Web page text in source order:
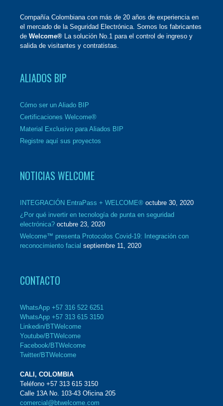
Compañía Colombiana con más de 20 años de experiencia en
el mercado de la Seguridad Electrónica. Somos los fabricantes
de Welcome® La solución No.1 para el control de ingreso y
salida de visitantes y contratistas.
ALIADOS BIP
Cómo ser un Aliado BIP
Certificaciones Welcome®
Material Exclusivo para Aliados BIP
Registre aquí sus proyectos
NOTICIAS WELCOME
INTEGRACIÓN EntraPass + WELCOME® octubre 30, 2020
¿Por qué invertir en tecnología de punta en seguridad
electrónica? octubre 23, 2020
Welcome™ presenta Protocolos Covid-19: Integración con
reconocimiento facial septiembre 11, 2020
CONTACTO
WhatsApp +57 316 522 6251
WhatsApp +57 313 615 3150
Linkedin/BTWelcome
Youtube/BTWelcome
Facebook/BTWelcome
Twitter/BTWelcome
CALI, COLOMBIA
Teléfono +57 313 615 3150
Calle 13A No. 103-43 Oficina 205
comercial@btwelcome.com